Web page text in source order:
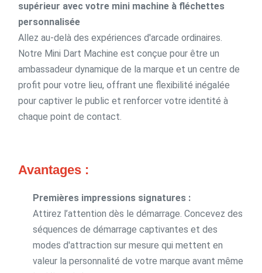
supérieur avec votre mini machine à fléchettes
personnalisée
Allez au-delà des expériences d'arcade ordinaires.
Notre Mini Dart Machine est conçue pour être un
ambassadeur dynamique de la marque et un centre de
profit pour votre lieu, offrant une flexibilité inégalée
pour captiver le public et renforcer votre identité à
chaque point de contact.
Avantages :
Premières impressions signatures :
Attirez l’attention dès le démarrage. Concevez des
séquences de démarrage captivantes et des
modes d'attraction sur mesure qui mettent en
valeur la personnalité de votre marque avant même